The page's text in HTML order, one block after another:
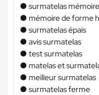
● surmatelas
● mémoire de forme
● surmatelas épais
● avis surmatelas
● test surmatelas
● matelas et
● meilleur surmatelas
● surmatelas ferme